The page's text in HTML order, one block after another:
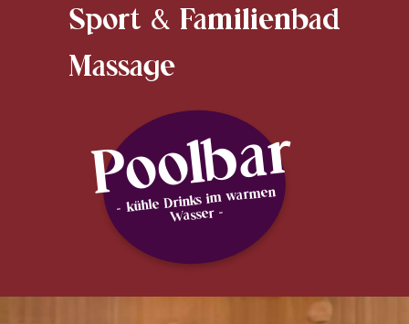
Sport & Familienbad
Massage
Poolbar
- kühle Drinks im warmen
Wasser -